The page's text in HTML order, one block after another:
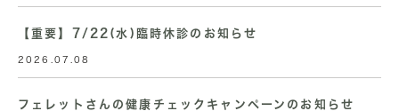
【重要】7/22(水)臨時休診のお知らせ
2026.07.08
フェレットさんの健康チェックキャンペーンのお知らせ